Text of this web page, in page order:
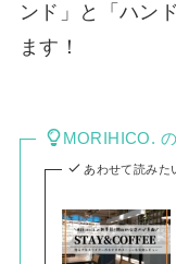
ンド」と「ハン
ます！
MORIHICO.
あわせて読みた